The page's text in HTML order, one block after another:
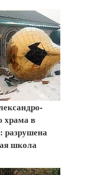
храма в
разрушена
школа